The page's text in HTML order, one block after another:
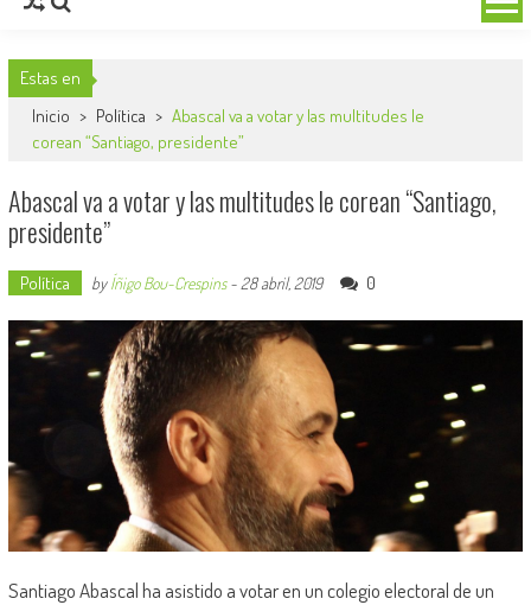
Estas en
Inicio > Política > Abascal va a votar y las multitudes le
corean “Santiago, presidente”
Abascal va a votar y las multitudes le corean “Santiago,
presidente”
Política byÍñigo Bou-Crespins- 28 abril, 2019 0
Santiago Abascal ha asistido a votar en un colegio electoral de un